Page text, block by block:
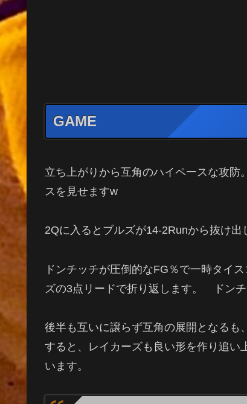
GAME
立ち上がりから互角のハイペースな攻
スを見せますw
2Qに入るとブルズが14-2Runから抜け出
ドンチッチが圧倒的なFG％で一時タイ
ズの3点リードで折り返します。 ドン
後半も互いに譲らず互角の展開となるも
すると、レイカーズも良い形を作り追い
います。